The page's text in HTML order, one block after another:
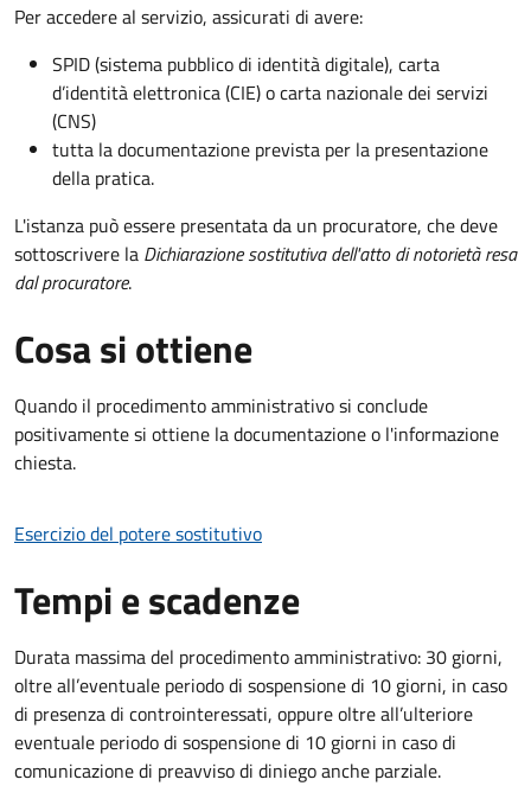
Per accedere al servizio, assicurati di avere:
SPID (sistema pubblico di identità digitale), carta
d’identità elettronica (CIE) o carta nazionale dei servizi
(CNS)
tutta la documentazione prevista per la presentazione
della pratica.
L'istanza può essere presentata da un procuratore, che deve
sottoscrivere la Dichiarazione sostitutiva dell'atto di notorietà resa
dal procuratore.
Cosa si ottiene
Quando il procedimento amministrativo si conclude
positivamente si ottiene la documentazione o l'informazione
chiesta.
Esercizio del potere sostitutivo
Tempi e scadenze
Durata massima del procedimento amministrativo: 30 giorni,
oltre all’eventuale periodo di sospensione di 10 giorni, in caso
di presenza di controinteressati, oppure oltre all’ulteriore
eventuale periodo di sospensione di 10 giorni in caso di
comunicazione di preavviso di diniego anche parziale.